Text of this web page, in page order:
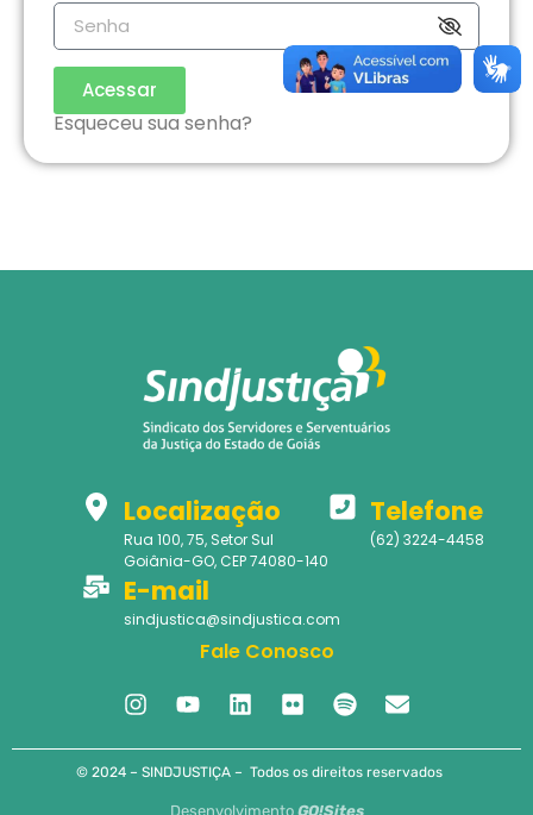
Acessar
Esqueceu sua senha?
Localização
Rua 100, 75, Setor Sul
Goiânia-GO, CEP 74080-140
Telefone
(62) 3224-4458
E-mail
sindjustica@sindjustica.com
Fale Conosco
© 2024 – SINDJUSTIÇA – Todos os direitos reservados
Desenvolvimento GO!Sites